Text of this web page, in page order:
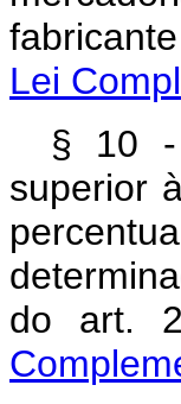
Lei
§ 10 -
superior
do art.